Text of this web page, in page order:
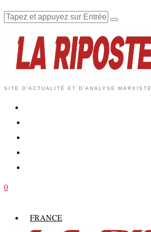
SITE D'ACTUALITÉ ET D'ANALYSE MARXISTE
0
FRANCE